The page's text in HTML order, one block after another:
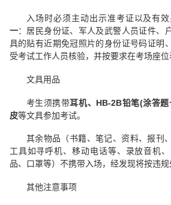
入场时必须主动出示准考证以及有
一：居民身份证、军人及武警人员证件、
具的贴有近期免冠照片的身份证号码证明
受考试工作人员核验，并按要求在考场座位
文具用品
考生须携带耳机、HB-2B铅笔(涂答
皮等文具参加考试。
其余物品（书籍、笔记、资料、报刊
工具如寻呼机、移动电话等、录放音机
品、口罩等）不携带入场，经发现将按违规
其他注意事项